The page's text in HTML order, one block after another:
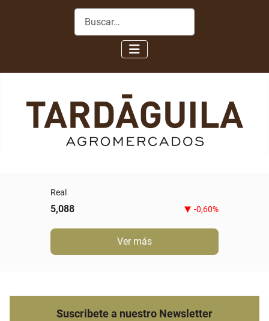
Buscar
Real
5,088 -0,60%
Ver más
Suscribete a nuestro Newsletter